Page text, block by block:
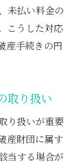
未払い料金の
こうした対応
産手続きの円
取り扱い
り扱いが重要
産財団に属す
当する場合が